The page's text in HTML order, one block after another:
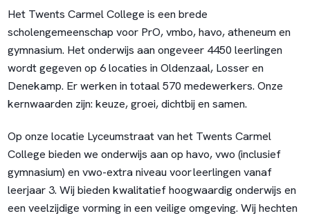
Het Twents Carmel College is een brede
scholengemeenschap voor PrO, vmbo, havo, atheneum en
gymnasium. Het onderwijs aan ongeveer 4450 leerlingen
wordt gegeven op 6 locaties in Oldenzaal, Losser en
Denekamp. Er werken in totaal 570 medewerkers. Onze
kernwaarden zijn: keuze, groei, dichtbij en samen.
Op onze locatie Lyceumstraat van het Twents Carmel
College bieden we onderwijs aan op havo, vwo (inclusief
gymnasium) en vwo-extra niveau voor leerlingen vanaf
leerjaar 3. Wij bieden kwalitatief hoogwaardig onderwijs en
een veelzijdige vorming in een veilige omgeving. Wij hechten